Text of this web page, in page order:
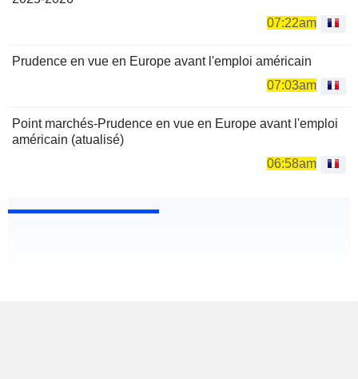
07:22am
Prudence en vue en Europe avant l'emploi américain
07:03am
Point marchés-Prudence en vue en Europe avant l'emploi
américain (atualisé)
06:58am